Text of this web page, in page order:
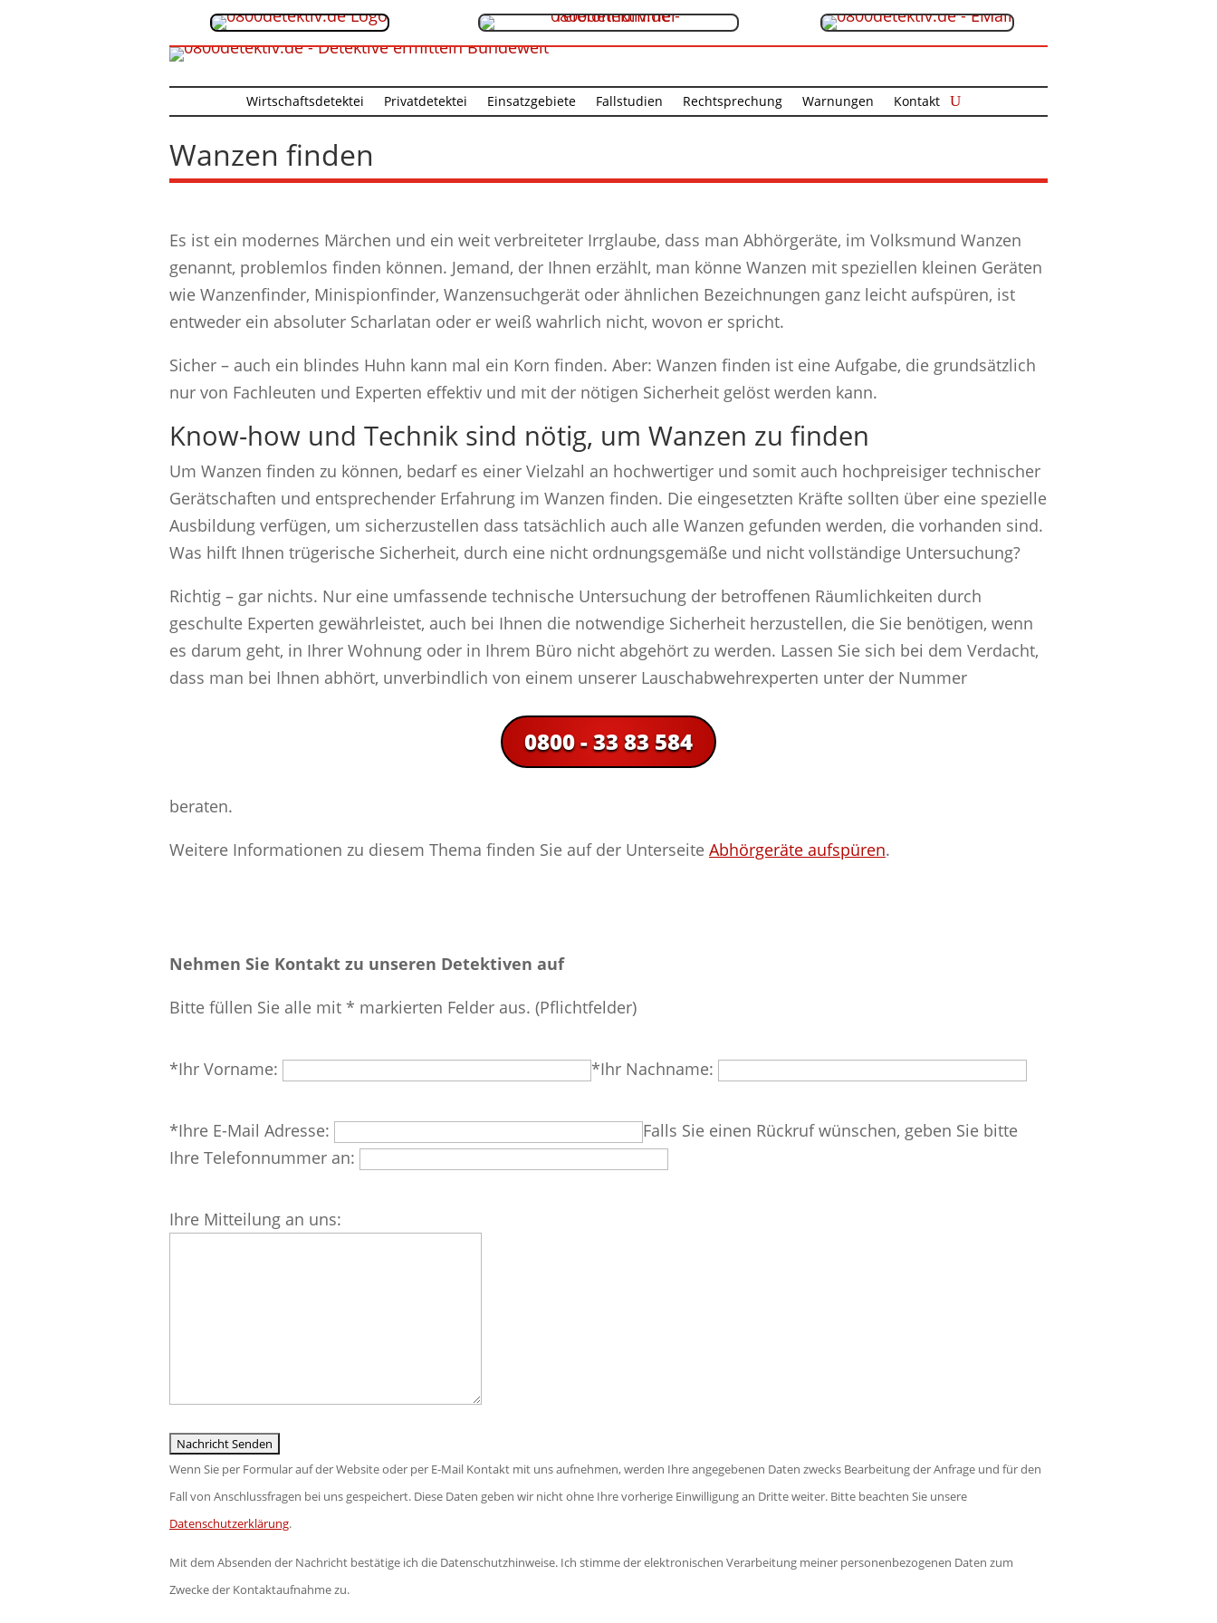
Wirtschaftsdetektei Privatdetektei Einsatzgebiete Fallstudien Rechtsprechung Warnungen Kontakt
Wanzen finden
Es ist ein modernes Märchen und ein weit verbreiteter Irrglaube, dass man Abhörgeräte, im Volksmund Wanzen
genannt, problemlos finden können. Jemand, der Ihnen erzählt, man könne Wanzen mit speziellen kleinen Geräten
wie Wanzenfinder, Minispionfinder, Wanzensuchgerät oder ähnlichen Bezeichnungen ganz leicht aufspüren, ist
entweder ein absoluter Scharlatan oder er weiß wahrlich nicht, wovon er spricht.
Sicher – auch ein blindes Huhn kann mal ein Korn finden. Aber: Wanzen finden ist eine Aufgabe, die grundsätzlich
nur von Fachleuten und Experten effektiv und mit der nötigen Sicherheit gelöst werden kann.
Know-how und Technik sind nötig, um Wanzen zu finden
Um Wanzen finden zu können, bedarf es einer Vielzahl an hochwertiger und somit auch hochpreisiger technischer
Gerätschaften und entsprechender Erfahrung im Wanzen finden. Die eingesetzten Kräfte sollten über eine spezielle
Ausbildung verfügen, um sicherzustellen dass tatsächlich auch alle Wanzen gefunden werden, die vorhanden sind.
Was hilft Ihnen trügerische Sicherheit, durch eine nicht ordnungsgemäße und nicht vollständige Untersuchung?
Richtig – gar nichts. Nur eine umfassende technische Untersuchung der betroffenen Räumlichkeiten durch
geschulte Experten gewährleistet, auch bei Ihnen die notwendige Sicherheit herzustellen, die Sie benötigen, wenn
es darum geht, in Ihrer Wohnung oder in Ihrem Büro nicht abgehört zu werden. Lassen Sie sich bei dem Verdacht,
dass man bei Ihnen abhört, unverbindlich von einem unserer Lauschabwehrexperten unter der Nummer
0800 - 33 83 584
beraten.
Weitere Informationen zu diesem Thema finden Sie auf der Unterseite Abhörgeräte aufspüren.
Nehmen Sie Kontakt zu unseren Detektiven auf
Bitte füllen Sie alle mit * markierten Felder aus. (Pflichtfelder)
lasse
Feld
leer.
*Ihr Vorname: *Ihr Nachname:
lasse
dieses
leer.
*Ihre E-Mail Adresse:
Falls Sie einen Rückruf wünschen, geben Sie bitte
Ihre Telefonnummer an:
lasse
Ihre Mitteilung an uns:
Wenn Sie per Formular auf der Website oder per E-Mail Kontakt mit uns aufnehmen, werden Ihre angegebenen Daten zwecks Bearbeitung der Anfrage und für den
Fall von Anschlussfragen bei uns gespeichert. Diese Daten geben wir nicht ohne Ihre vorherige Einwilligung an Dritte weiter. Bitte beachten Sie unsere
Datenschutzerklärung.
Mit dem Absenden der Nachricht bestätige ich die Datenschutzhinweise. Ich stimme der elektronischen Verarbeitung meiner personenbezogenen Daten zum
Zwecke der Kontaktaufnahme zu.